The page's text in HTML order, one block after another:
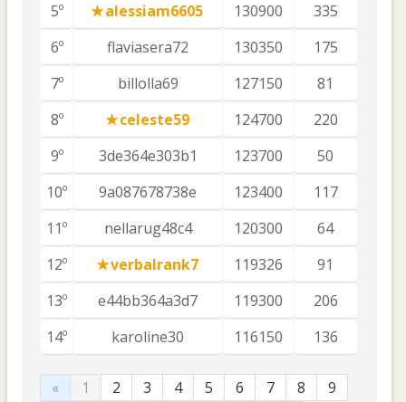
5º
alessiam6605 130900
335
6º
flaviasera72 130350
175
7º
billolla69 127150
81
8º
celeste59 124700
220
9º
3de364e303b1 123700
50
10º
9a087678738e 123400
117
11º
nellarug48c4 120300
64
12º
verbalrank7 119326
91
13º
e44bb364a3d7 119300
206
14º
karoline30 116150 136
« 1 2 3 4 5 6 7 8 9